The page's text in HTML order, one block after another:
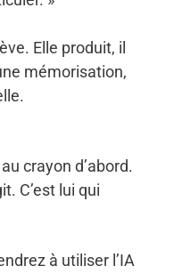
Elle produit, il
mémorisation,
crayon d’abord.
C’est lui qui
à utiliser l’IA